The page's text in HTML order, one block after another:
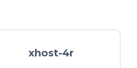
xhost-4r